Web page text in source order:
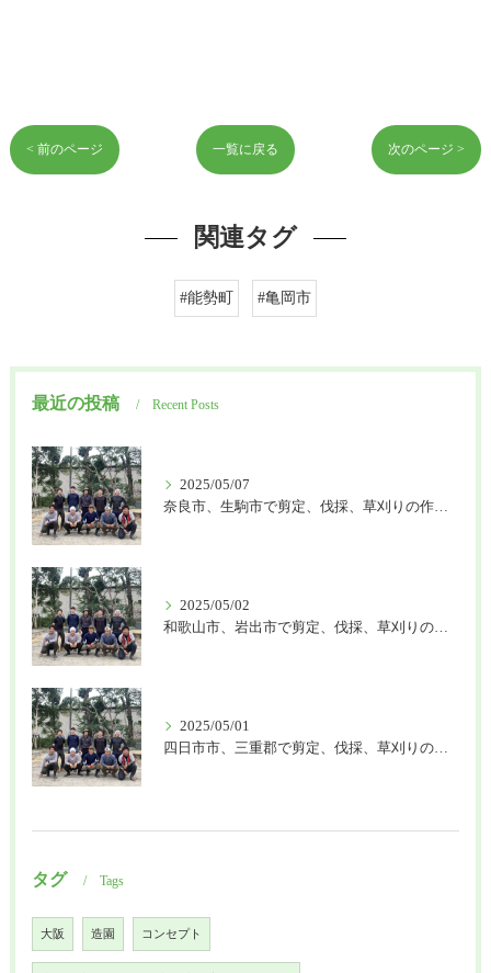
< 前のページ 一覧に戻る 次のページ >
関連タグ
#能勢町 #亀岡市
最近の投稿 Recent Posts
2025/05/07
奈良市、生駒市で剪定、伐採、草刈りの作業を頼むなら はなまる造園
2025/05/02
和歌山市、岩出市で剪定、伐採、草刈りの作業を頼むなら はなまる造園
2025/05/01
四日市市、三重郡で剪定、伐採、草刈りの作業を頼むなら はなまる造園
タグ Tags
大阪 造園 コンセプト